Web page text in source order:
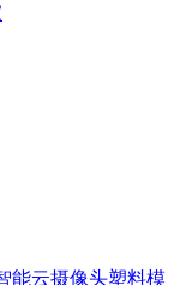
能云摄像头塑料模